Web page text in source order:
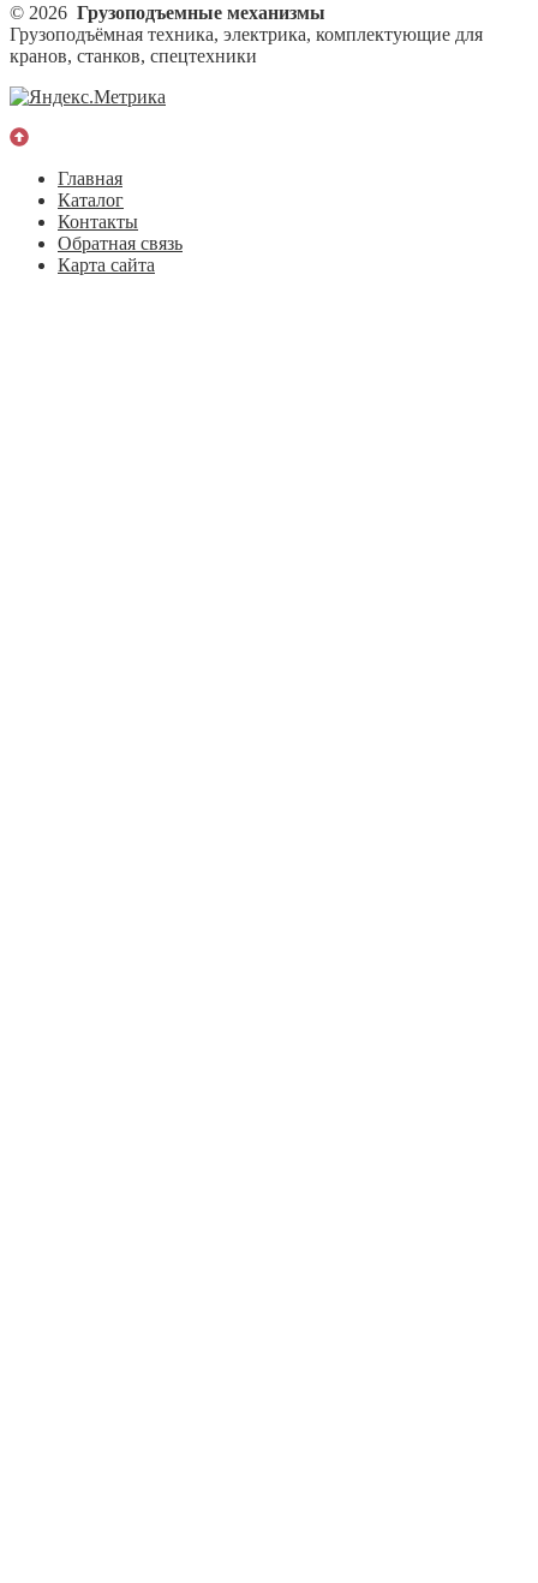
© 2026 Грузоподъемные механизмы
Грузоподъёмная техника, электрика, комплектующие для
кранов, станков, спецтехники
Главная
Каталог
Контакты
Обратная связь
Карта сайта